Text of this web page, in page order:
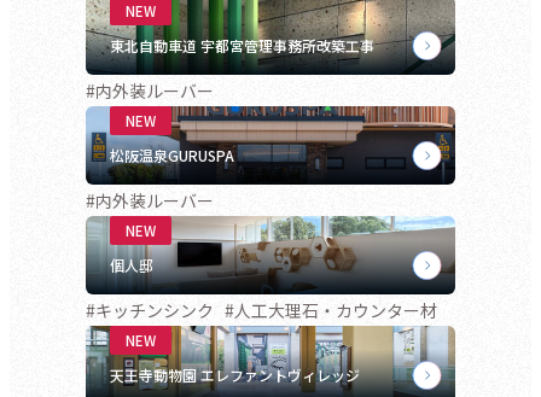
東北自動車道 宇都宮管理事務所改築工事
#内外装ルーバー
松阪温泉GURUSPA
#内外装ルーバー
個人邸
#キッチンシンク #人工大理石・カウンター材
天王寺動物園 エレファントヴィレッジ